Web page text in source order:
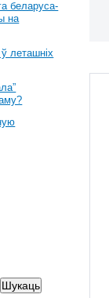
беларуса-
на
леташніх